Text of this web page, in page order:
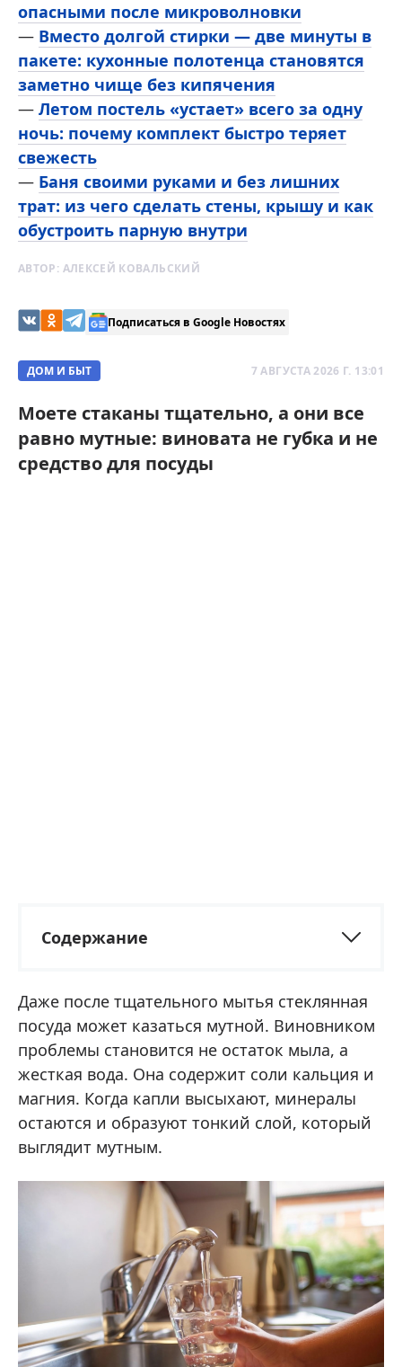
опасными после микроволновки
— Вместо долгой стирки — две минуты в
пакете: кухонные полотенца становятся
заметно чище без кипячения
— Летом постель «устает» всего за одну
ночь: почему комплект быстро теряет
свежесть
— Баня своими руками и без лишних
трат: из чего сделать стены, крышу и как
обустроить парную внутри
АВТОР: АЛЕКСЕЙ КОВАЛЬСКИЙ
Подписаться в Google Новостях
ДОМ И БЫТ 7 АВГУСТА 2026 Г. 13:01
Моете стаканы тщательно, а они все
равно мутные: виновата не губка и не
средство для посуды
Содержание
Даже после тщательного мытья стеклянная
посуда может казаться мутной. Виновником
проблемы становится не остаток мыла, а
жесткая вода. Она содержит соли кальция и
магния. Когда капли высыхают, минералы
остаются и образуют тонкий слой, который
выглядит мутным.